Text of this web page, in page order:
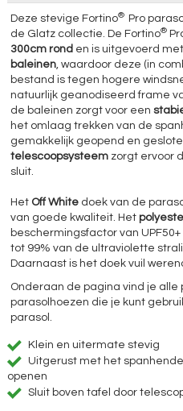
Deze stevige Fortino® Pro
de Glatz collectie. De Fortino®
300cm rond en is uitgevoerd met
baleinen, waardoor deze (in
bestand is tegen hogere
natuurlijk geanodiseerd frame
de baleinen zorgt voor een
het omlaag trekken van de
gemakkelijk geopend en
telescoopsysteem zorgt ervoor
sluit.
Het Off White doek van de
van goede kwaliteit. Het
beschermingsfactor van
tot 99% van de ultraviolette
Daarnaast is het doek vuil
Onderaan de pagina vind je alle
parasolhoezen die je kunt
parasol.
Klein en uitermate stevig
Uitgerust met het
openen
Sluit boven tafel door